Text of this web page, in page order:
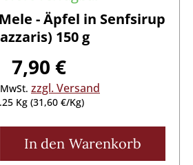
- Äpfel in Senfsirup
150 g
7,90 €
zzgl. Versand
Kg (31,60 €/Kg)
In den Warenkorb